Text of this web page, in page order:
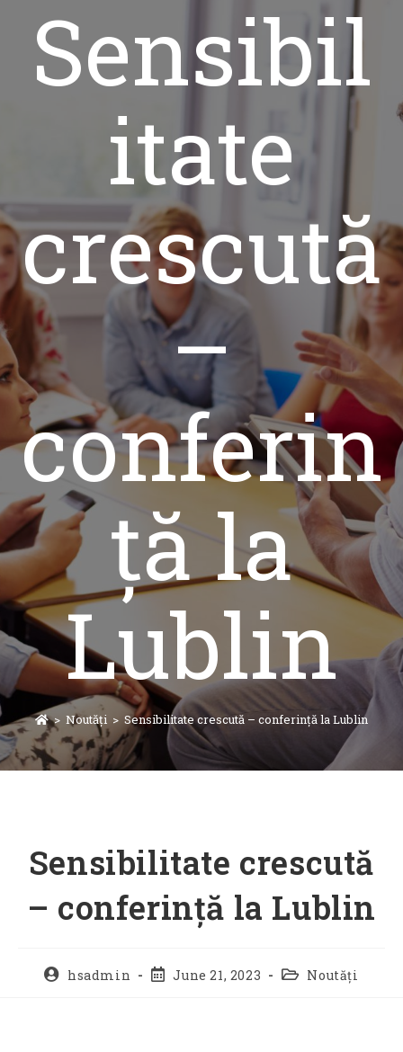
Sensibil
itate
crescută
–
conferin
ță la
Lublin
> Noutăți > Sensibilitate crescută – conferință la Lublin
Sensibilitate crescută
– conferință la Lublin
hsadmin June 21, 2023 Noutăți